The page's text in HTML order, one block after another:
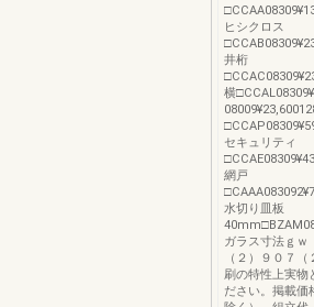
ヒシクロス
井桁
横
セキュリティ
網戸
水切り皿板
ガラス寸法ｇｗ
（２）９０７
刷の特性上実物
ださい。掲載価